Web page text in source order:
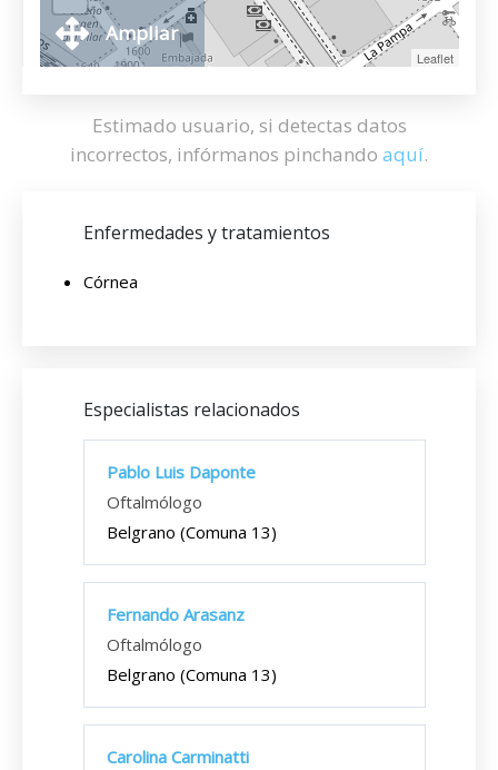
Leaflet
Ampliar
Estimado usuario, si detectas datos
incorrectos, infórmanos pinchando aquí.
Enfermedades y tratamientos
Córnea
Especialistas relacionados
Pablo Luis Daponte
Oftalmólogo
Belgrano (Comuna 13)
Fernando Arasanz
Oftalmólogo
Belgrano (Comuna 13)
Carolina Carminatti